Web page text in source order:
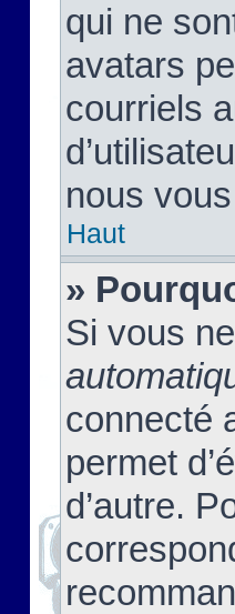
qui ne
avatars
courriels
nous
Haut
»
Si vous
connecté
permet
d’autre.